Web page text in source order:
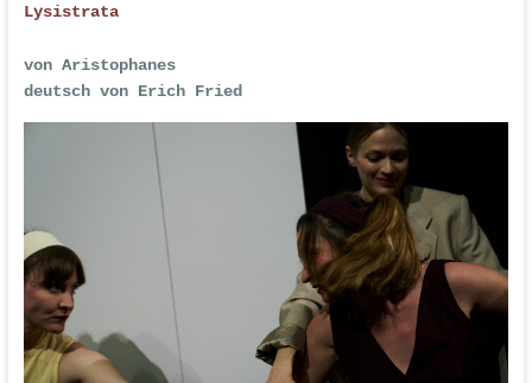
Lysistrata
von Aristophanes
deutsch von Erich Fried